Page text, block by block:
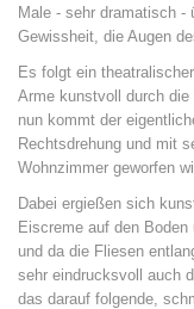
Male - sehr dramatisch
Gewissheit, die Augen
Es folgt ein
Arme kunstvoll durch
nun kommt der
Rechtsdrehung und mit
Wohnzimmer geworfen
Dabei ergießen sich
Eiscreme auf den
und da die Fliesen
sehr eindrucksvoll auch
das darauf folgende,